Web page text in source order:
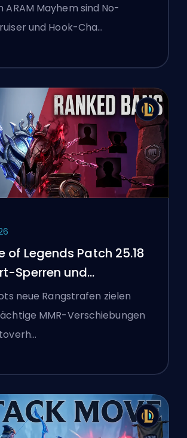
ARAM Mayhem sind No-
und Hook-Cha…
of Legends Patch 25.18
Sperren und
Flaggen
neue Rangstrafen zielen
MMR-Verschiebungen